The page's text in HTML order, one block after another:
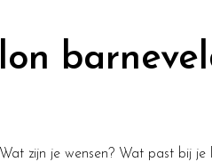
zijn je wensen? Wat past bij je